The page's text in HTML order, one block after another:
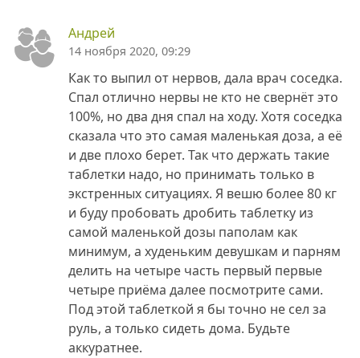
Андрей
14 ноября 2020, 09:29
Как то выпил от нервов, дала врач соседка.
Спал отлично нервы не кто не свернёт это
100%, но два дня спал на ходу. Хотя соседка
сказала что это самая маленькая доза, а её
и две плохо берет. Так что держать такие
таблетки надо, но принимать только в
экстренных ситуациях. Я вешю более 80 кг
и буду пробовать дробить таблетку из
самой маленькой дозы паполам как
минимум, а худеньким девушкам и парням
делить на четыре часть первый первые
четыре приёма далее посмотрите сами.
Под этой таблеткой я бы точно не сел за
руль, а только сидеть дома. Будьте
аккуратнее.